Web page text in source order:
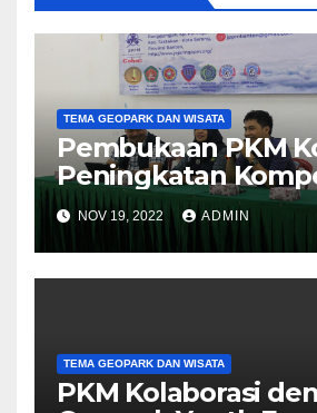
TEMA GEOPARK DAN WISATA
Pembukaan PKM
Peningkatan
GYF dibuka
NOV 19, 2022 ADMIN
TEMA GEOPARK DAN WISATA
PKM Kolaborasi